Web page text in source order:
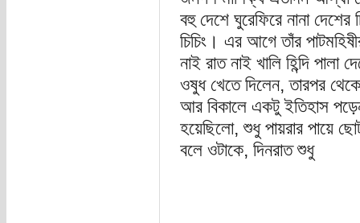
বহু দেশে ঘুরেফিরে নানা
চিচিং। এর আগে তাঁর
নাই রাত নাই খালি হিন্দি পালা
ওষুধ খেতে দিলেন, তারপর
আর বিকালে একটু ইতিহাস
হয়েছিলো, শুধু পায়রার পায়ে
বলে ওটাকে, দিনরাত শুধু